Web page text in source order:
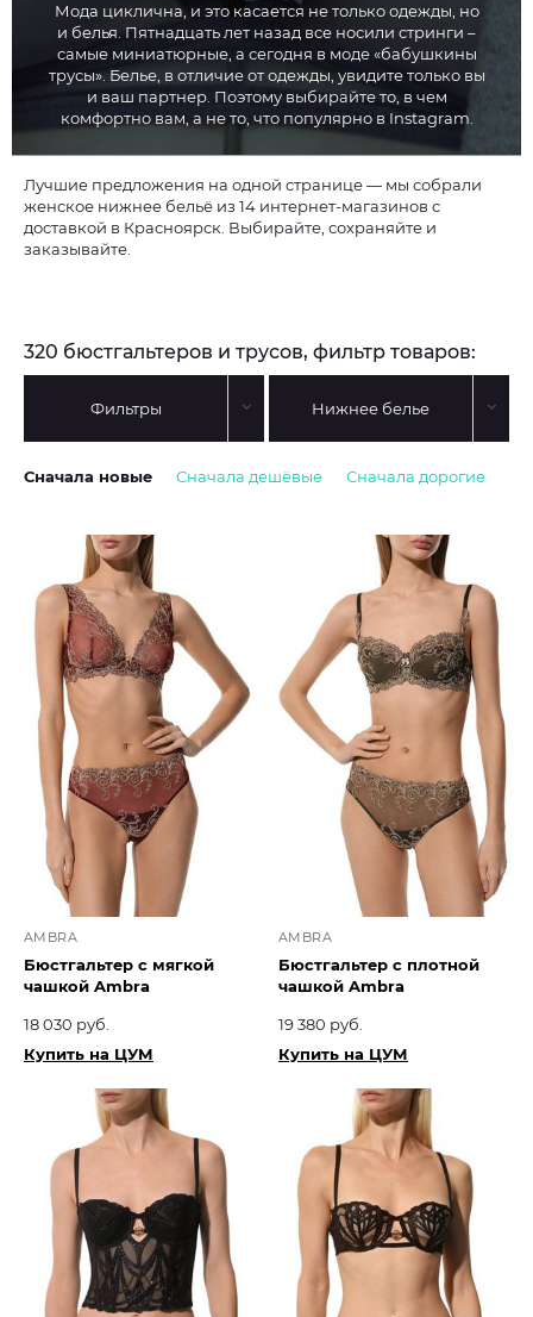
Мода циклична, и это касается не только одежды, но
и белья. Пятнадцать лет назад все носили стринги –
самые миниатюрные, а сегодня в моде «бабушкины
трусы». Белье, в отличие от одежды, увидите только вы
и ваш партнер. Поэтому выбирайте то, в чем
комфортно вам, а не то, что популярно в Instagram.
Лучшие предложения на одной странице — мы собрали
женское нижнее бельё из 14 интернет-магазинов с
доставкой в Красноярск. Выбирайте, сохраняйте и
заказывайте.
320 бюстгальтеров и трусов, фильтр товаров:
Фильтры Нижнее белье
Сначала новые Сначала дешёвые Сначала дорогие
AMBRA
Бюстгальтер с мягкой
чашкой Ambra
18 030 руб.
Купить на ЦУМ
AMBRA
Бюстгальтер с плотной
чашкой Ambra
19 380 руб.
Купить на ЦУМ